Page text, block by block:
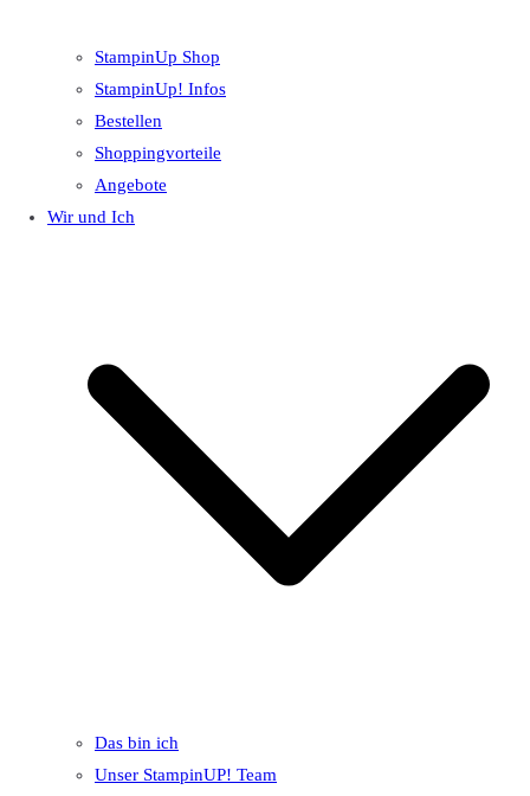
StampinUp Shop
StampinUp! Infos
Bestellen
Shoppingvorteile
Angebote
Wir und Ich
Das bin ich
Unser StampinUP! Team